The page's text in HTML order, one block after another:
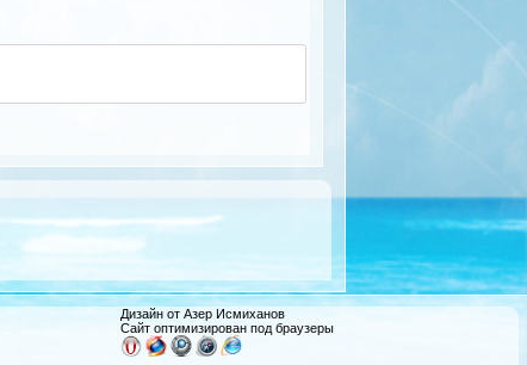
Дизайн от Азер Исмиханов
Сайт оптимизирован под браузеры